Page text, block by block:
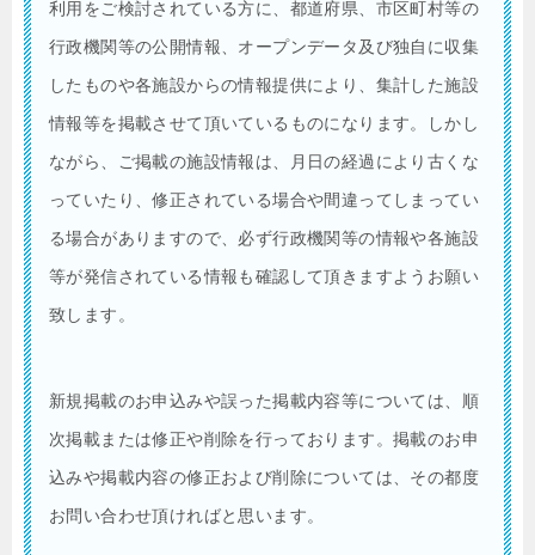
利用をご検討されている方に、都道府県、市区町村等の
行政機関等の公開情報、オープンデータ及び独自に収集
したものや各施設からの情報提供により、集計した施設
情報等を掲載させて頂いているものになります。しかし
ながら、ご掲載の施設情報は、月日の経過により古くな
っていたり、修正されている場合や間違ってしまってい
る場合がありますので、必ず行政機関等の情報や各施設
等が発信されている情報も確認して頂きますようお願い
致します。
新規掲載のお申込みや誤った掲載内容等については、順
次掲載または修正や削除を行っております。掲載のお申
込みや掲載内容の修正および削除については、その都度
お問い合わせ頂ければと思います。